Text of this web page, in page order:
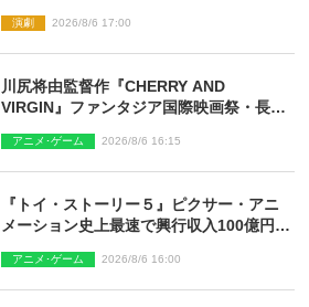
ト【最終日】
演劇 2026/8/6 17:00
川尻将由監督作『CHERRY AND
VIRGIN』ファンタジア国際映画祭・長編
アニメ･ゲーム 2026/8/6 16:15
『トイ・ストーリー５』ピクサー・アニ
メーション史上最速で興行収入100億円突
アニメ･ゲーム 2026/8/6 16:00